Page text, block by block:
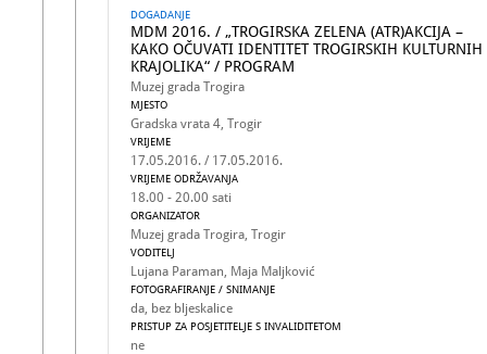
DOGADANJE
MDM 2016. / „TROGIRSKA ZELENA (ATR)AKCIJA –
KAKO OČUVATI IDENTITET TROGIRSKIH KULTURNIH
KRAJOLIKA“ / PROGRAM
Muzej grada Trogira
MJESTO
Gradska vrata 4, Trogir
VRIJEME
17.05.2016. / 17.05.2016.
VRIJEME ODRŽAVANJA
18.00 - 20.00 sati
ORGANIZATOR
Muzej grada Trogira, Trogir
VODITELJ
Lujana Paraman, Maja Maljković
FOTOGRAFIRANJE / SNIMANJE
da, bez bljeskalice
PRISTUP ZA POSJETITELJE S INVALIDITETOM
ne